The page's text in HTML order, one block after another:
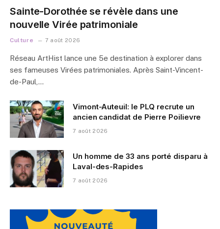
Sainte-Dorothée se révèle dans une
nouvelle Virée patrimoniale
Culture 7 août 2026
Réseau ArtHist lance une 5e destination à explorer dans
ses fameuses Virées patrimoniales. Après Saint-Vincent-
de-Paul,…
Vimont-Auteuil: le PLQ recrute un
ancien candidat de Pierre Poilievre
7 août 2026
Un homme de 33 ans porté disparu à
Laval-des-Rapides
7 août 2026